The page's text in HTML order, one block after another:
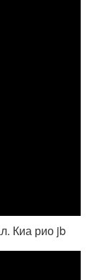
Киа рио jb